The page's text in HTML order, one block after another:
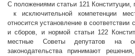
С положениями статьи 121
к исключительной компетенции
относится установление в соответствии
и сборов, и нормой статьи 122
местные Советы депутатов на
законодательства принимают